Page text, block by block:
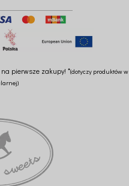
pierwsze zakupy! *(dotyczy produktów w